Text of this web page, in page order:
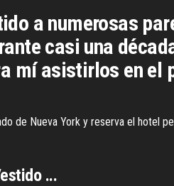
a numerosas
casi una
mí asistirlos en
de Nueva York y reserva el hotel
...